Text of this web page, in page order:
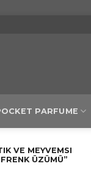
PARFUME
VE MEYVEMSI
ÜZÜMÜ”